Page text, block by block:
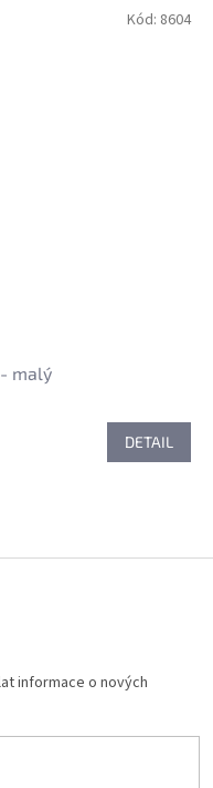
malý
DETAIL
Kód: 8604
informace o nových